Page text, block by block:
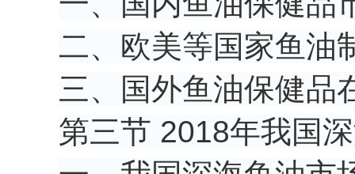
二、欧美等国家鱼油
三、国外鱼油保健品
第三节 2018年我国